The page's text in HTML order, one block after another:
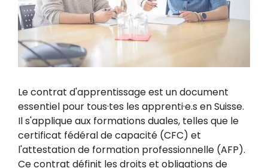
Le contrat d'apprentissage est un document
essentiel pour tous·tes les apprenti·e.s en Suisse.
Il s'applique aux formations duales, telles que le
certificat fédéral de capacité (CFC) et
l'attestation de formation professionnelle (AFP).
Ce contrat définit les droits et obligations de